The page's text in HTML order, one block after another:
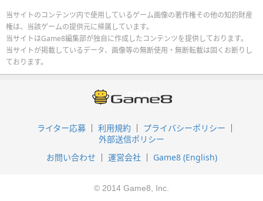
当サイトのコンテンツ内で使用しているゲーム画像の著作権その他の知的財産
権は、当該ゲームの提供元に帰属しています。
当サイトはGame8編集部が独自に作成したコンテンツを提供しております。
当サイトが掲載しているデータ、画像等の無断使用・無断転載は固くお断りし
ております。
ライター応募 利用規約
プライバシーポリシー
外部送信ポリシー
お問い合わせ
運営会社 Game8 (English)
© 2014 Game8, Inc.